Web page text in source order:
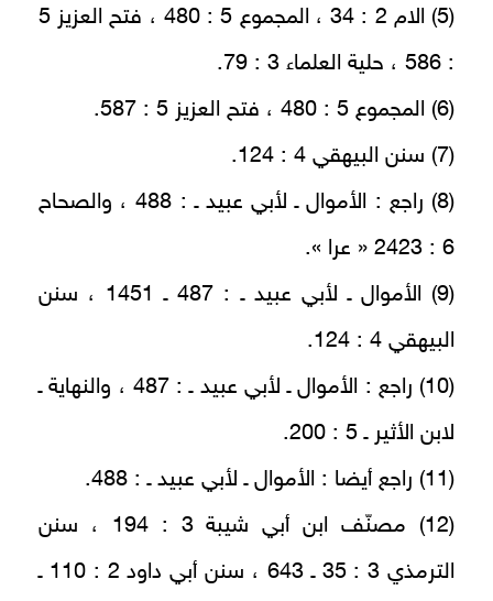
(5) الام 2 : 34 ، المجموع 5 : 480 ، فتح العزيز 5
: 586 ، حلية العلماء 3 : 79.
(6) المجموع 5 : 480 ، فتح العزيز 5 : 587.
(7) سنن البيهقي 4 : 124.
(8) راجع : الأموال ـ لأبي عبيد ـ : 488 ، والصحاح
6 : 2423 « عرا ».
(9) الأموال ـ لأبي عبيد ـ : 487 ـ 1451 ، سنن
البيهقي 4 : 124.
(10) راجع : الأموال ـ لأبي عبيد ـ : 487 ، والنهاية ـ
لابن الأثير ـ 5 : 200.
(11) راجع أيضا : الأموال ـ لأبي عبيد ـ : 488.
(12) مصنّف ابن أبي شيبة 3 : 194 ، سنن
الترمذي 3 : 35 ـ 643 ، سنن أبي داود 2 : 110 ـ